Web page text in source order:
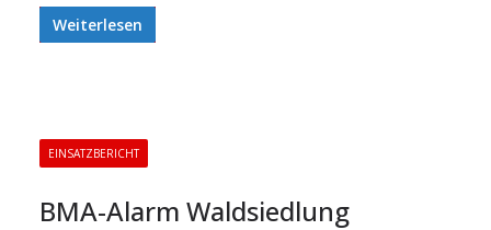
Weiterlesen
EINSATZBERICHT
BMA-Alarm Waldsiedlung